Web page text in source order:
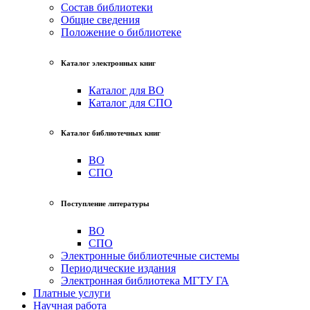
Состав библиотеки
Общие сведения
Положение о библиотеке
Каталог электронных книг
Каталог для ВО
Каталог для СПО
Каталог библиотечных книг
ВО
СПО
Поступление литературы
ВО
СПО
Электронные библиотечные системы
Периодические издания
Электронная библиотека МГТУ ГА
Платные услуги
Научная работа